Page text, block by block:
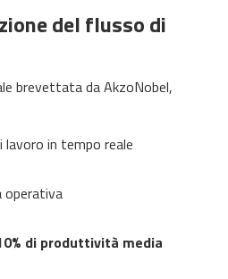
del flusso di
brevettata da AkzoNobel,
in tempo reale
operativa
di produttività media